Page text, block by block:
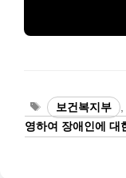
태
그
보건복지부
영하여 장애인에 대